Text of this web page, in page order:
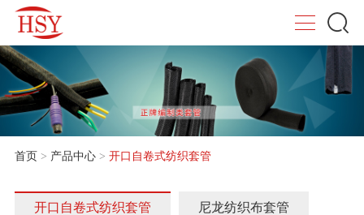
首页 > 产品中心> 开口自卷式纺织套管
开口自卷式纺织套管 尼龙纺织布套管